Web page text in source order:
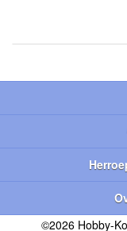
©2026 Hobby-